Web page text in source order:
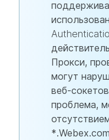
Прокси,
могут
веб-
проблема,